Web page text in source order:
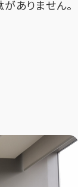
ありません。